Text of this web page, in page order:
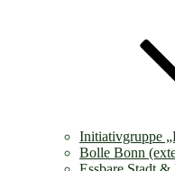
Initiativgruppe
Bolle Bonn